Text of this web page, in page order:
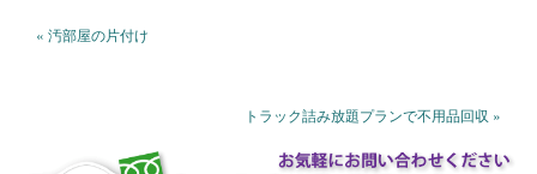
« 汚部屋の片付け
トラック詰み放題プランで不用品回収 »